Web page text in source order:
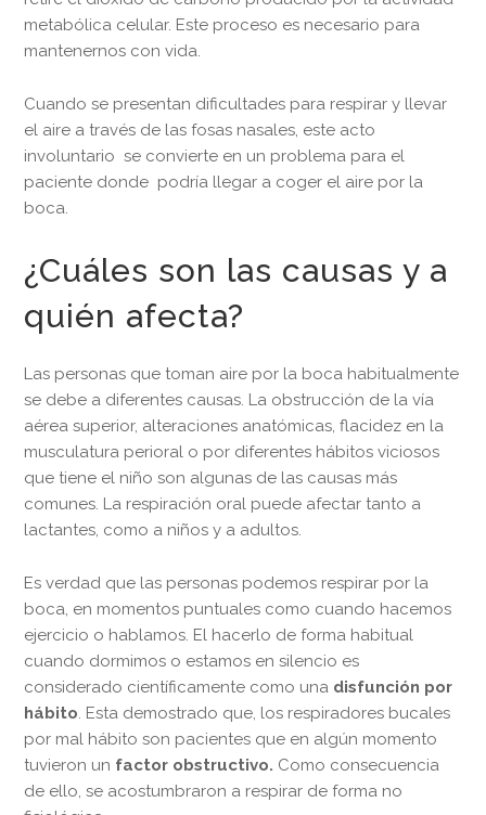
metabólica celular. Este proceso es necesario para
mantenernos con vida.
Cuando se presentan dificultades para respirar y llevar
el aire a través de las fosas nasales, este acto
involuntario se convierte en un problema para el
paciente donde podría llegar a coger el aire por la
boca.
¿Cuáles son las causas y a
quién afecta?
Las personas que toman aire por la boca habitualmente
se debe a diferentes causas. La obstrucción de la vía
aérea superior, alteraciones anatómicas, flacidez en la
musculatura perioral o por diferentes hábitos viciosos
que tiene el niño son algunas de las causas más
comunes. La respiración oral puede afectar tanto a
lactantes, como a niños y a adultos.
Es verdad que las personas podemos respirar por la
boca, en momentos puntuales como cuando hacemos
ejercicio o hablamos. El hacerlo de forma habitual
cuando dormimos o estamos en silencio es
considerado científicamente como una disfunción por
hábito. Esta demostrado que, los respiradores bucales
por mal hábito son pacientes que en algún momento
tuvieron un factor obstructivo. Como consecuencia
de ello, se acostumbraron a respirar de forma no